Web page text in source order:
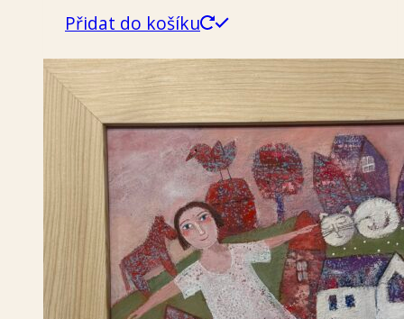
Přidat do košíku